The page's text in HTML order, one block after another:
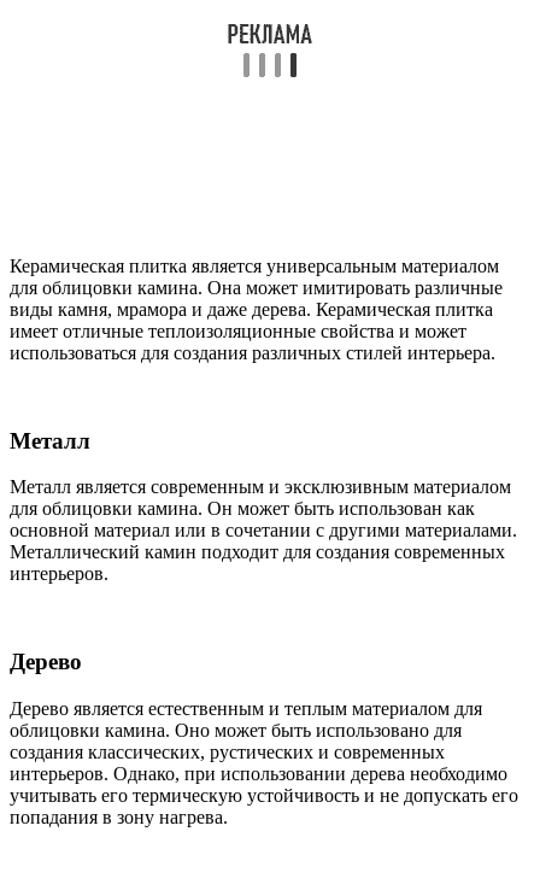
Керамическая плитка является универсальным материалом
для облицовки камина. Она может имитировать различные
виды камня, мрамора и даже дерева. Керамическая плитка
имеет отличные теплоизоляционные свойства и может
использоваться для создания различных стилей интерьера.
Металл
Металл является современным и эксклюзивным материалом
для облицовки камина. Он может быть использован как
основной материал или в сочетании с другими материалами.
Металлический камин подходит для создания современных
интерьеров.
Дерево
Дерево является естественным и теплым материалом для
облицовки камина. Оно может быть использовано для
создания классических, рустических и современных
интерьеров. Однако, при использовании дерева необходимо
учитывать его термическую устойчивость и не допускать его
попадания в зону нагрева.